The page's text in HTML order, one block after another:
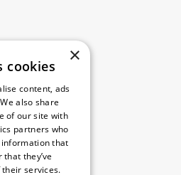
×
cookies
content, ads
also share
of our site with
partners who
that
they’ve
services.